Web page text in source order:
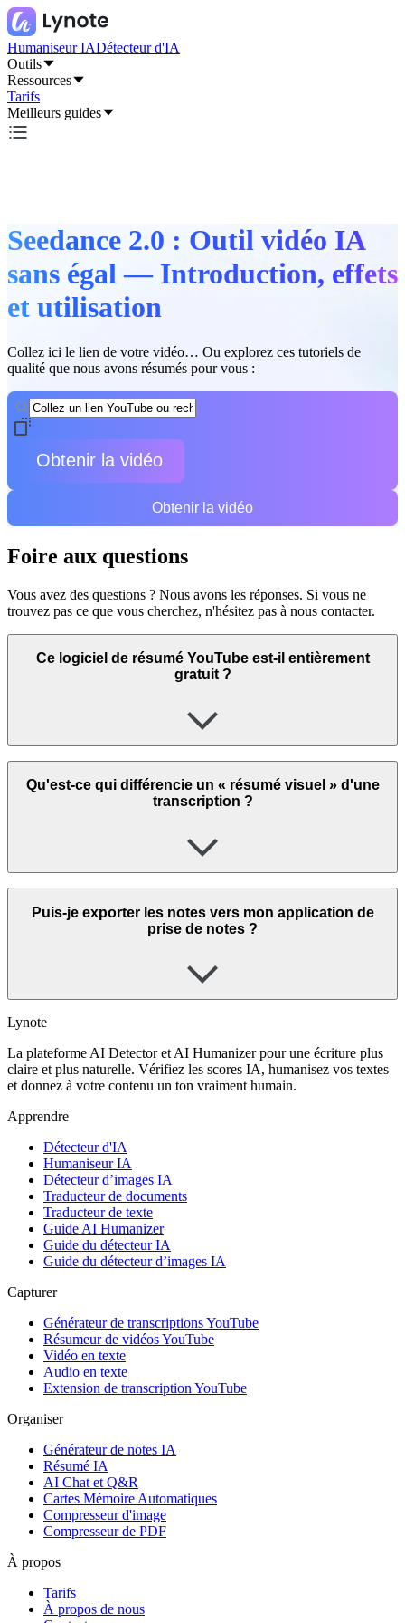
Humaniseur IADétecteur d'IA
Outils
Ressources
Tarifs
Meilleurs guides
Seedance 2.0 : Outil vidéo IA
sans égal — Introduction, effets
et utilisation
Collez ici le lien de votre vidéo… Ou explorez ces tutoriels de
qualité que nous avons résumés pour vous :
Obtenir la vidéo
Obtenir la vidéo
Foire aux questions
Vous avez des questions ? Nous avons les réponses. Si vous ne
trouvez pas ce que vous cherchez, n'hésitez pas à nous contacter.
Ce logiciel de résumé YouTube est-il entièrement
gratuit ?
Qu'est-ce qui différencie un « résumé visuel » d'une
transcription ?
Puis-je exporter les notes vers mon application de
prise de notes ?
Lynote
La plateforme AI Detector et AI Humanizer pour une écriture plus
claire et plus naturelle. Vérifiez les scores IA, humanisez vos textes
et donnez à votre contenu un ton vraiment humain.
Apprendre
Détecteur d'IA
Humaniseur IA
Détecteur d’images IA
Traducteur de documents
Traducteur de texte
Guide AI Humanizer
Guide du détecteur IA
Guide du détecteur d’images IA
Capturer
Générateur de transcriptions YouTube
Résumeur de vidéos YouTube
Vidéo en texte
Audio en texte
Extension de transcription YouTube
Organiser
Générateur de notes IA
Résumé IA
AI Chat et Q&R
Cartes Mémoire Automatiques
Compresseur d'image
Compresseur de PDF
À propos
Tarifs
À propos de nous